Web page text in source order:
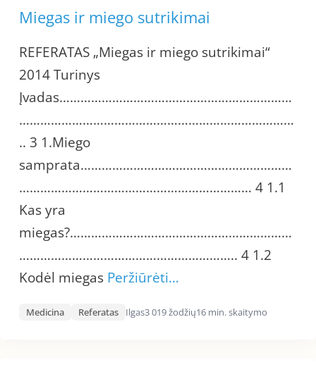
Miegas ir miego sutrikimai
REFERATAS „Miegas ir miego sutrikimai“
2014 Turinys
Įvadas…………………………………………………………
……………………………………………………………………
.. 3 1.Miego
samprata……………………………………………………
………………………………………………………… 4 1.1
Kas yra
miegas?………………………………………………………
…………………………………………………….. 4 1.2
Kodėl miegas Peržiūrėti…
Medicina Referatas Ilgas3 019 žodžių16 min. skaitymo